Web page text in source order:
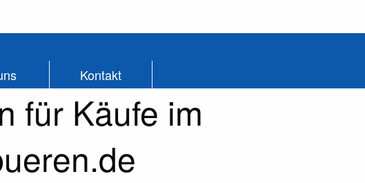
Kontakt
für Käufe im